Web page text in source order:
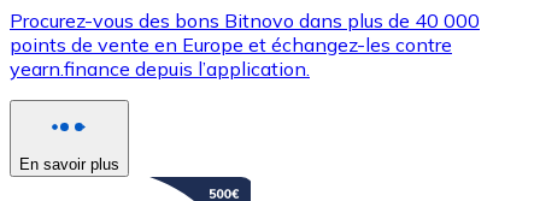
Procurez-vous des bons Bitnovo dans plus de 40 000
points de vente en Europe et échangez-les contre
yearn.finance depuis l’application.
En savoir plus